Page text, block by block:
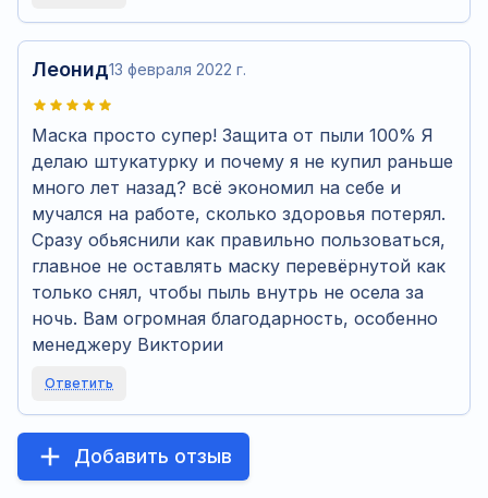
Леонид13 февраля 2022 г.
Маска просто супер! Защита от пыли 100% Я
делаю штукатурку и почему я не купил раньше
много лет назад? всё экономил на себе и
мучался на работе, сколько здоровья потерял.
Сразу обьяснили как правильно пользоваться,
главное не оставлять маску перевёрнутой как
только снял, чтобы пыль внутрь не осела за
ночь. Вам огромная благодарность, особенно
менеджеру Виктории
Ответить
Добавить отзыв